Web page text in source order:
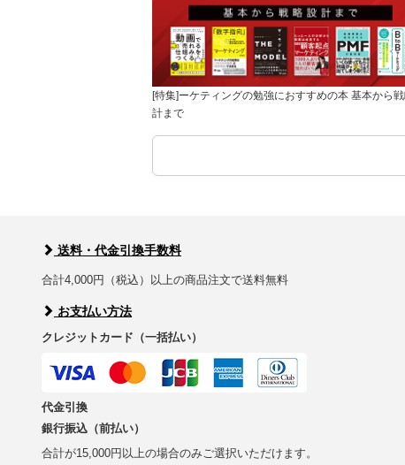
[特集]ーケティングの勉強におすすめの本 基本から
計まで
送料・代金引換手数料
合計4,000円（税込）以上の商品注文で送料無料
お支払い方法
クレジットカード（一括払い）
代金引換
銀行振込（前払い）
合計が15,000円以上の場合のみご選択いただけます。